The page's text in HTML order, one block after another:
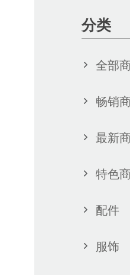
分类
全部
畅销
最新
特色
配件
服饰